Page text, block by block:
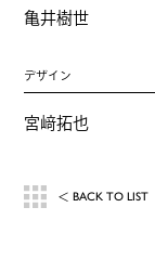
亀井樹世
デザイン
宮﨑拓也
＜ BACK TO LIST